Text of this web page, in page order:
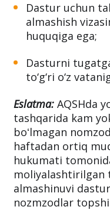
Dastur uchun
almashish
huquqiga ega;
Dasturni
to‘g‘ri o‘z
Eslatma: AQSHda
tashqarida kam
boʻlmagan
haftadan ortiq
hukumati
moliyalashtirilgan
almashinuvi
nozmzodlar